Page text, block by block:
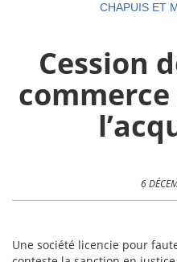
CHAPUIS ET
Cession
6
Une société licencie pour